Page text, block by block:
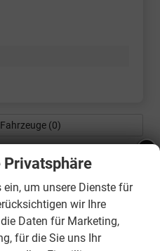
(0)
Eichstätt
ein, um unsere Dienste für
wir Ihre
Daten für Marketing,
für die Sie uns Ihr
vom
2026